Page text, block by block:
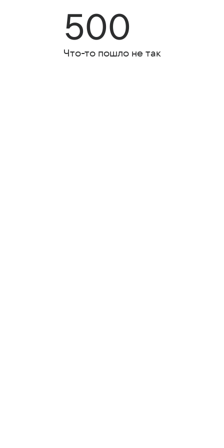
500
Что-то пошло не так